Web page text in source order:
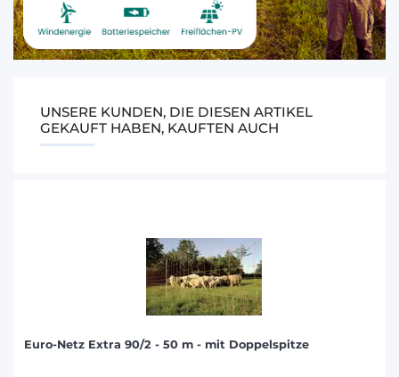
UNSERE KUNDEN, DIE DIESEN ARTIKEL
GEKAUFT HABEN, KAUFTEN AUCH
Euro-Netz Extra 90/2 - 50 m - mit Doppelspitze